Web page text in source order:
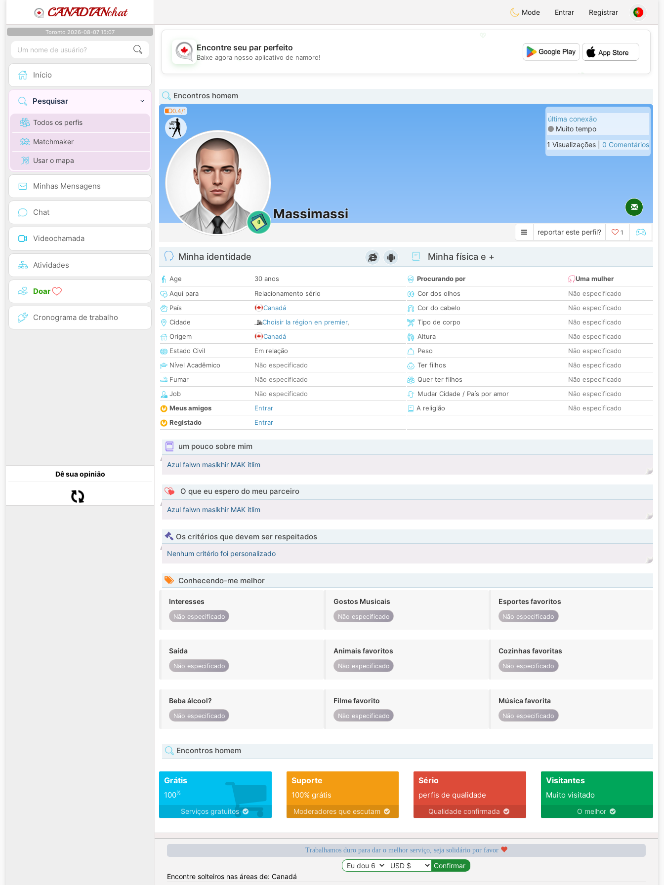
CANADIANchat Mode Entrar Registrar
Toronto 2026-08-07 15:07
Início
Pesquisar
Todos os perfis
Matchmaker
Usar o mapa
Minhas Mensagens
Chat
Videochamada
Atividades
Doar
Cronograma de trabalho
Dê sua opinião
💖
💕
Encontre seu par perfeito
Baixe agora nosso aplicativo de namoro!
Encontros homem
0.4/1
0
Massimassi
última conexão
Muito tempo
1 Visualizações | 0 Comentários
reportar este perfil? 1
Minha identidade
Age
30 anos
Aqui para
Relacionamento sério
País
Canadá
Cidade
Choisir la région en premier,
Origem
Canadá
Estado Civil
Em relação
Nível Acadêmico
Não especificado
Fumar
Não especificado
Job
Não especificado
Meus amigos
Entrar
Registado
Entrar
Minha física e +
Procurando por
Uma mulher
Cor dos olhos
Não especificado
Cor do cabelo
Não especificado
Tipo de corpo
Não especificado
Altura
Não especificado
Peso
Não especificado
Ter filhos
Não especificado
Quer ter filhos
Não especificado
Mudar Cidade / País por amor
Não especificado
A religião
Não especificado
um pouco sobre mim
Azul falwn maslkhir MAK itlim
O que eu espero do meu parceiro
Azul falwn maslkhir MAK itlim
Os critérios que devem ser respeitados
Nenhum critério foi personalizado
Conhecendo-me melhor
Interesses
Não especificado
Gostos Musicais
Não especificado
Esportes favoritos
Não especificado
Saída
Não especificado
Animais favoritos
Não especificado
Cozinhas favoritas
Não especificado
Beba álcool?
Não especificado
Filme favorito
Não especificado
Música favorita
Não especificado
Encontros homem
Grátis
100%
Serviços gratuitos
Suporte
100% grátis
Moderadores que escutam
Sério
perfis de qualidade
Qualidade confirmada
Visitantes
Muito visitado
O melhor
Trabalhamos duro para dar o melhor serviço, seja solidário por favor
Encontre solteiros nas áreas de: Canadá